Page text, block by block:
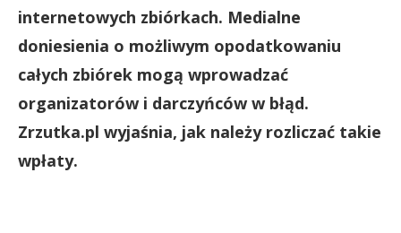
internetowych zbiórkach. Medialne
doniesienia o możliwym opodatkowaniu
całych zbiórek mogą wprowadzać
organizatorów i darczyńców w błąd.
Zrzutka.pl wyjaśnia, jak należy rozliczać takie
wpłaty.